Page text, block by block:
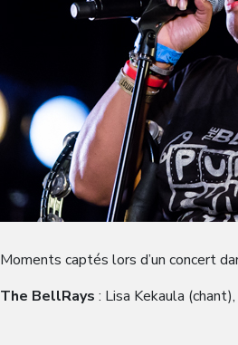
Moments captés lors d’un concert
The BellRays : Lisa Kekaula